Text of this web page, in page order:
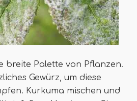
breite Palette von Pflanzen.
Gewürz, um diese
Kurkuma mischen und